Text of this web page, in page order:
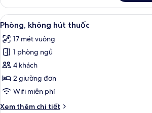
Phòng
đôi,
không
thuốc
Xem
tất
cả
ảnh
Phòng,
không
hút
Bộ đồ
13
Phòng, không hút thuốc
17 mét vuông
1 phòng ngủ
4 khách
2 giường đơn
Wifi miễn phí
Xem thêm chi tiết
Chi